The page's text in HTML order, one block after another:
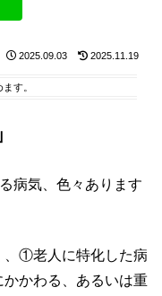
2025.09.03 2025.11.19
す。
病気、色々あります
、①老人に特化した病
かわる、あるいは重